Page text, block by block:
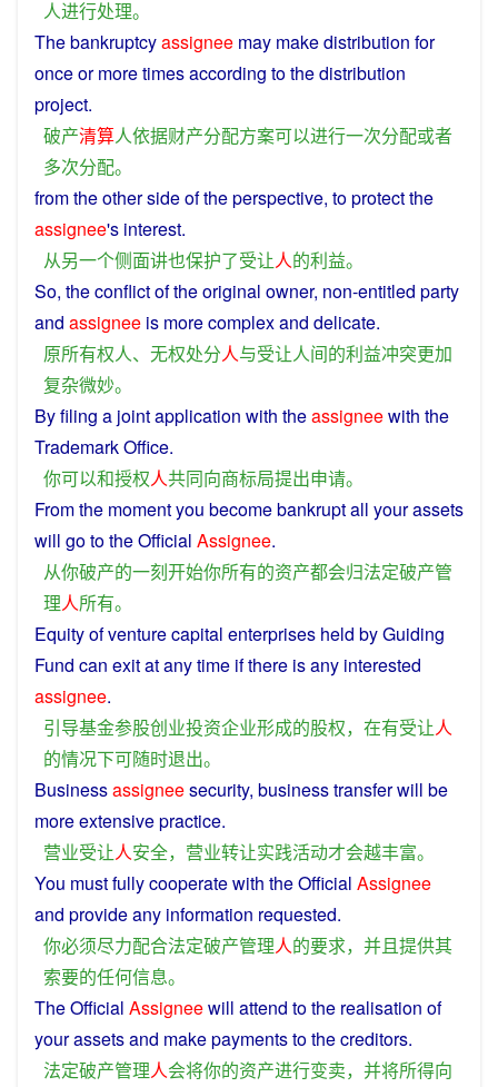
人进行处理。
Thebankruptcyassignee may makedistribution for
onceormoretimesaccording to thedistribution
project.
破产清算人依据财产分配方案可以进行一次分配或者
多次分配。
fromtheothersideof theperspective, toprotectthe
assignee's interest.
从另一个侧面讲也保护了受让人的利益。
So, theconflictof theoriginal owner, non-entitled party
and assignee is morecomplexand delicate.
原所有权人、 无权处分人与受让人间的利益冲突更加
复杂微妙。
Byfiling a jointapplication with theassigneewith the
TrademarkOffice.
你可以和授权人共同向商标局提出申请。
Fromthe momentyou becomebankruptall yourassets
will gototheOfficial Assignee.
从你破产的一刻开始你所有的资产都会归法定破产管
理人所有。
Equityofventurecapital enterprises held byGuiding
Fund can exitatanytime ifthere is any interested
assignee.
引导基金参股创业投资企业形成的股权， 在有受让人
的情况下可随时退出。
Businessassigneesecurity, businesstransferwill be
moreextensivepractice.
营业受让人安全， 营业转让实践活动才会越丰富。
You mustfullycooperatewith theOfficial Assignee
and provideany information requested.
你必须尽力配合法定破产管理人的要求， 并且提供其
索要的任何信息。
TheOfficial Assigneewill attend tothe realisation of
yourassetsand makepaymentsto thecreditors.
法定破产管理人会将你的资产进行变卖， 并将所得向